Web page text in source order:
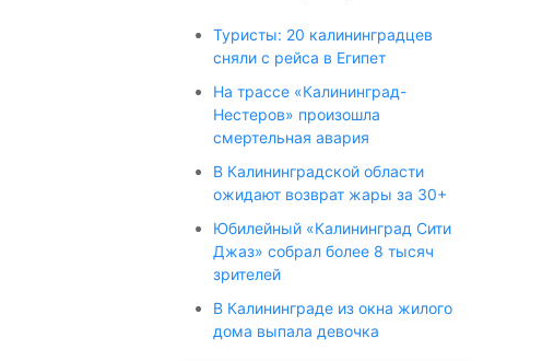
Туристы: 20 калининградцев
сняли с рейса в Египет
На трассе «Калининград-
Нестеров» произошла
смертельная авария
В Калининградской области
ожидают возврат жары за 30+
Юбилейный «Калининград Сити
Джаз» собрал более 8 тысяч
зрителей
В Калининграде из окна жилого
дома выпала девочка